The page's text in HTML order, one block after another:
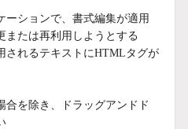
ーションで、書式編集が適用
または再利用しようとする
されるテキストにHTMLタグが
合を除き、ドラッグアンドド